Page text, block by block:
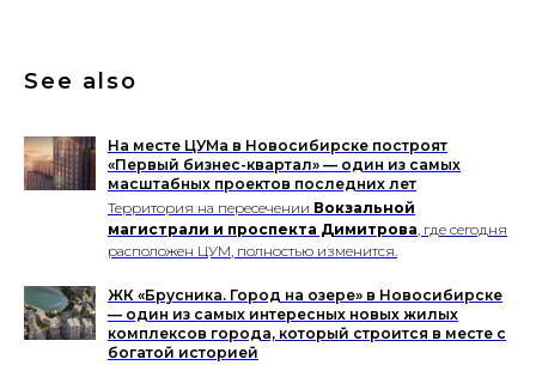
See also
На месте ЦУМа в Новосибирске построят
«Первый бизнес-квартал» — один из самых
масштабных проектов последних лет
Территория на пересечении Вокзальной
магистрали и проспекта Димитрова, где сегодня
расположен ЦУМ, полностью изменится.
ЖК «Брусника. Город на озере» в Новосибирске
— один из самых интересных новых жилых
комплексов города, который строится в месте с
богатой историей